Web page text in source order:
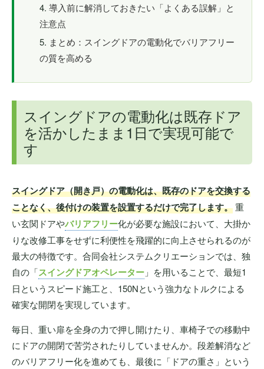
導入前に解消しておきたい「よくある誤解」と
注意点
まとめ：スイングドアの電動化でバリアフリー
の質を高める
スイングドアの電動化は既存ドア
を活かしたまま1日で実現可能で
す
スイングドア（開き戸）の電動化は、既存のドアを交換する
ことなく、後付けの装置を設置するだけで完了します。重
い玄関ドアやバリアフリー化が必要な施設において、大掛か
りな改修工事をせずに利便性を飛躍的に向上させられるのが
最大の特徴です。合同会社システムクリエーションでは、独
自の「スイングドアオペレーター 」を用いることで、最短1
日というスピード施工と、150Nという強力なトルクによる
確実な開閉を実現しています。
毎日、重い扉を全身の力で押し開けたり、車椅子での移動中
にドアの開閉で苦労されたりしていませんか。段差解消など
のバリアフリー化を進めても、最後に「ドアの重さ」という